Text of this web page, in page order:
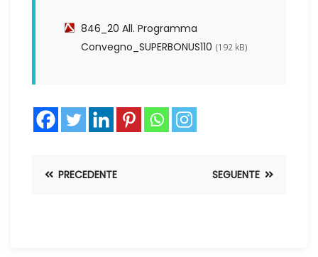
846_20 All. Programma
Convegno_SUPERBONUS110 (192 kB)
PRECEDENTE SEGUENTE